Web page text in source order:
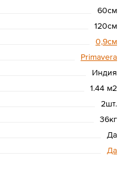
60см
120см
0,9см
Primavera
Индия
1.44 м2
2шт.
36кг
Да
Да